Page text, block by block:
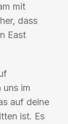
mit
dass
East
uns im
auf deine
ist. Es